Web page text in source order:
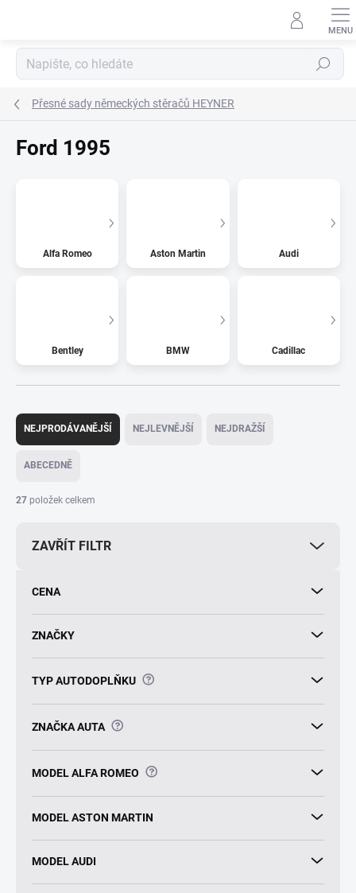
Hledat
Přesné sady německých stěračů HEYNER
Ford 1995
Alfa Romeo Aston Martin Audi
Bentley BMW Cadillac
Ř
z
í
NEJPRODÁVANĚJŠÍ NEJLEVNĚJŠÍ NEJDRAŽŠÍ
ABECEDNĚ
27 položek celkem
ZAVŘÍT FILTR
CENA
ZNAČKY
TYP AUTODOPLŇKU ?
ZNAČKA AUTA ?
MODEL ALFA ROMEO ?
MODEL ASTON MARTIN
MODEL AUDI